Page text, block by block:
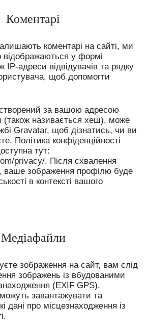
Коментарі
коментарі на сайті, ми
у формі
IP-адреси відвідувачів та рядку
щоб допомогти
за вашою адресою
(також називається хеш), може
Gravatar, щоб дізнатись, чи ви
Політика конфіденційності
тут:
privacy/. Після схвалення
ваше зображення профілю буде
в контексті вашого
Медіафайли
зображення на сайт, вам слід
зображень із вбудованими
(EXIF GPS).
можуть завантажувати та
дані про місцезнаходження із